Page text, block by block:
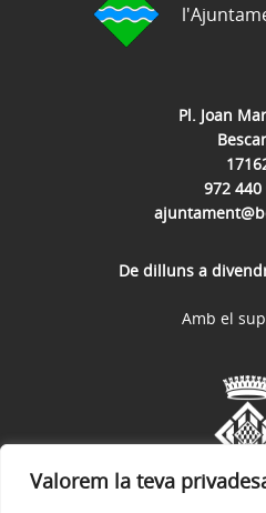
Valorem la teva
Pl. Joan
972 440
De dilluns a
Amb el